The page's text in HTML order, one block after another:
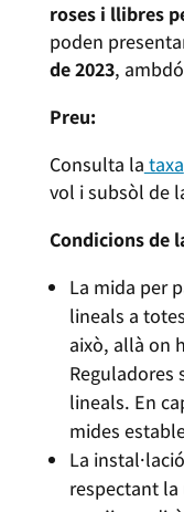
roses i llibres
poden
de 2023,
Preu:
Consulta la taxa
vol i subsòl de
Condicions de
La mida per
lineals a
això, allà on
Reguladores
lineals. En
mides
La
respectant